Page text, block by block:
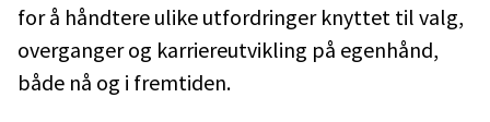
for å håndtere ulike utfordringer knyttet til valg,
overganger og karriereutvikling på egenhånd,
både nå og i fremtiden.